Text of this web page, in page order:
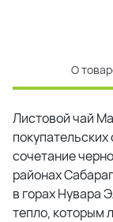
О
Листовой чай
сочетание
районах
в горах Нувара
тепло, которым